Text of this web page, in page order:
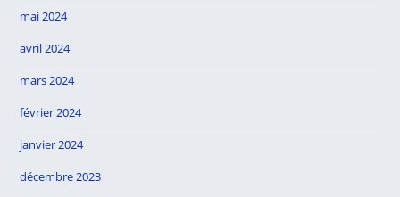
mai 2024
avril 2024
mars 2024
février 2024
janvier 2024
décembre 2023